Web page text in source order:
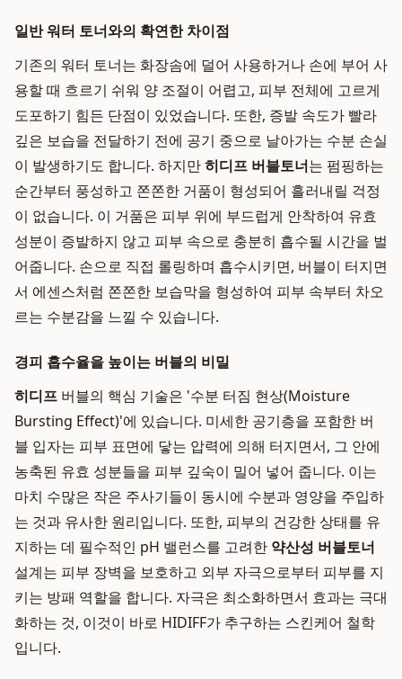
일반 워터 토너와의 확연한 차이점
기존의 워터 토너는 화장솜에 덜어 사용하거나 손에 부어 사
용할 때 흐르기 쉬워 양 조절이 어렵고, 피부 전체에 고르게
도포하기 힘든 단점이 있었습니다. 또한, 증발 속도가 빨라
깊은 보습을 전달하기 전에 공기 중으로 날아가는 수분 손실
이 발생하기도 합니다. 하지만히디프 버블토너는 펌핑하는
순간부터 풍성하고 쫀쫀한 거품이 형성되어 흘러내릴 걱정
이 없습니다. 이 거품은 피부 위에 부드럽게 안착하여 유효
성분이 증발하지 않고 피부 속으로 충분히 흡수될 시간을 벌
어줍니다. 손으로 직접 롤링하며 흡수시키면, 버블이 터지면
서 에센스처럼 쫀쫀한 보습막을 형성하여 피부 속부터 차오
르는 수분감을 느낄 수 있습니다.
경피 흡수율을 높이는 버블의 비밀
히디프 버블의 핵심 기술은 '수분 터짐 현상(Moisture
Bursting Effect)'에 있습니다. 미세한 공기층을 포함한 버
블 입자는 피부 표면에 닿는 압력에 의해 터지면서, 그 안에
농축된 유효 성분들을 피부 깊숙이 밀어 넣어 줍니다. 이는
마치 수많은 작은 주사기들이 동시에 수분과 영양을 주입하
는 것과 유사한 원리입니다. 또한, 피부의 건강한 상태를 유
지하는 데 필수적인 pH 밸런스를 고려한 약산성 버블토너
설계는 피부 장벽을 보호하고 외부 자극으로부터 피부를 지
키는 방패 역할을 합니다. 자극은 최소화하면서 효과는 극대
화하는 것, 이것이 바로 HIDIFF가 추구하는 스킨케어 철학
입니다.